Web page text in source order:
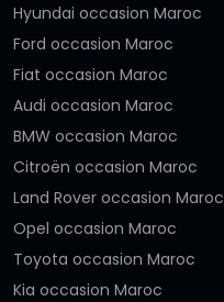
Hyundai occasion Maroc
Ford occasion Maroc
Fiat occasion Maroc
Audi occasion Maroc
BMW occasion Maroc
Citroën occasion Maroc
Land Rover occasion Maroc
Opel occasion Maroc
Toyota occasion Maroc
Kia occasion Maroc